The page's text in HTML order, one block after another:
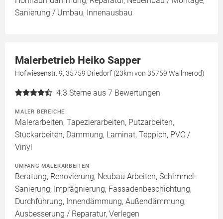
Sanierung / Umbau, Innenausbau
Malerbetrieb Heiko Sapper
Hofwiesenstr. 9, 35759 Driedorf (23km von 35759 Wallmerod)
4.3 Sterne aus 7 Bewertungen
MALER BEREICHE
Malerarbeiten, Tapezierarbeiten, Putzarbeiten,
Stuckarbeiten, Dämmung, Laminat, Teppich, PVC /
Vinyl
UMFANG MALERARBEITEN
Beratung, Renovierung, Neubau Arbeiten, Schimmel-
Sanierung, Imprägnierung, Fassadenbeschichtung,
Durchführung, Innendämmung, Außendämmung,
Ausbesserung / Reparatur, Verlegen